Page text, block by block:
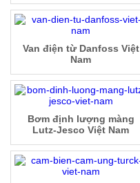
Van điện từ Danfoss Việt
Nam
Bơm định lượng màng
Lutz-Jesco Việt Nam